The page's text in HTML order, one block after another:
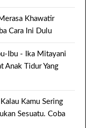
Khawatir
Cara Ini Dulu
Ibu - Ika Mitayani
Anak Tidur Yang
Kalau Kamu Sering
Sesuatu. Coba